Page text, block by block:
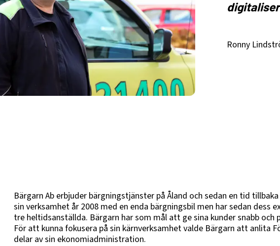
Ronny
Bärgarn Ab erbjuder bärgningstjänster på Åland och sedan en tid
sin verksamhet år 2008 med en enda bärgningsbil men har sedan dess
tre heltidsanställda. Bärgarn har som mål att ge sina kunder snabb och
För att kunna fokusera på sin kärnverksamhet valde Bärgarn att anlita
delar av sin ekonomiadministration.